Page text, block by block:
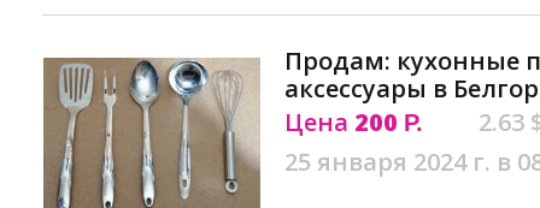
Продам: кухонные
аксессуары в
Цена 200 Р.
2.63
25 января 2024 г. в